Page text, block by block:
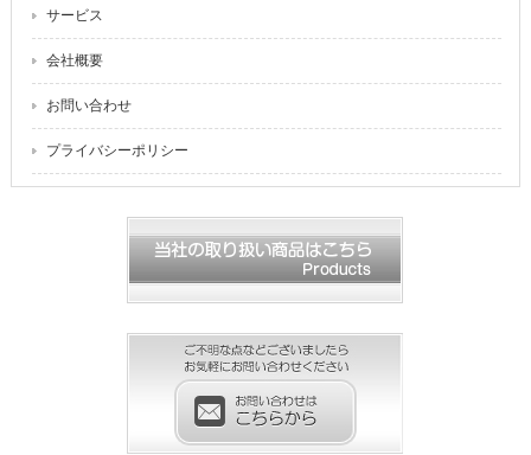
サービス
会社概要
お問い合わせ
プライバシーポリシー